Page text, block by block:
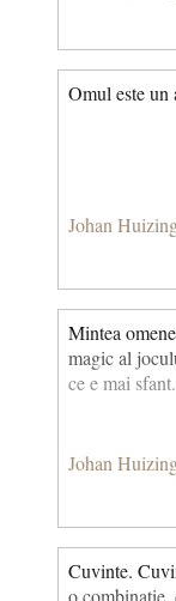
Omul este un
Johan
Mintea
magic al
ce e mai
Johan
Cuvinte.
o combinatie,